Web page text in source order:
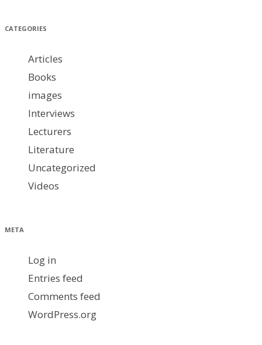
CATEGORIES
Articles
Books
images
Interviews
Lecturers
Literature
Uncategorized
Videos
META
Log in
Entries feed
Comments feed
WordPress.org